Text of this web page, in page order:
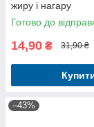
жиру і нагару
Готово до
14,90 ₴ 31,90 ₴
–43%